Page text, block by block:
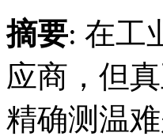
摘要: 在工
应商，但
精确测温